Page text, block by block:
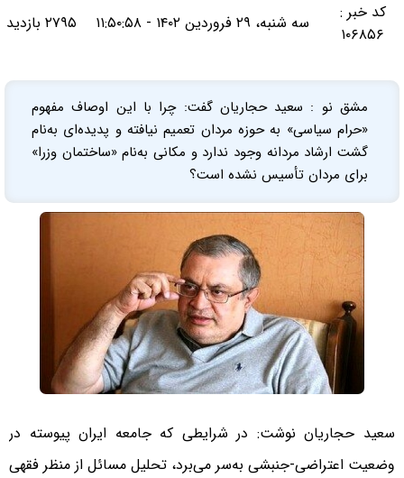
کد خبر :
۱۰۶۸۵۶
سه شنبه، ۲۹ فروردین ۱۴۰۲ - ۱۱:۵۰:۵۸ ۲۷۹۵ بازدید
مشق نو : سعید حجاریان گفت: چرا با این اوصاف مفهوم
«حرام سیاسی» به حوزه مردان تعمیم نیافته و پدیده‌ای به‌نام
گشت ارشاد مردانه وجود ندارد و مکانی به‌نام «ساختمان وزرا»
برای مردان تأسیس نشده است؟
سعید حجاریان نوشت: در شرایطی که جامعه ایران پیوسته در
وضعیت اعتراضی-جنبشی به‌سر می‌برد، تحلیل مسائل از منظر فقهی